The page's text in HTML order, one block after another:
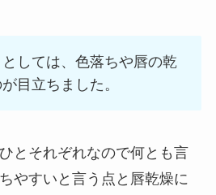
しては、色落ちや唇の乾
目立ちました。
とそれぞれなので何とも言
やすいと言う点と唇乾燥に